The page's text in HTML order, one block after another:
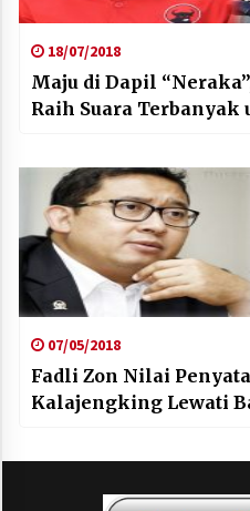
18/07/2018
Maju di Dapil
Raih Suara Terbanyak
07/05/2018
Fadli Zon Nilai
Kalajengking Lewati